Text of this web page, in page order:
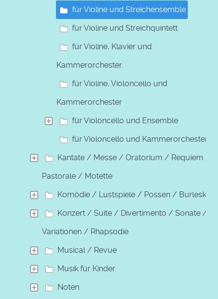
für Violine und Streichensemble
für Violine und Streichquintett
für Violine, Klavier und
Kammerorchester
für Violine, Violoncello und
Kammerorchester
für Violoncello und Ensemble
für Violoncello und Kammerorchester
Kantate / Messe / Oratorium / Requiem /
Pastorale / Motette
Komödie / Lustspiele / Possen / Burleske
Konzert / Suite / Divertimento / Sonate /
Variationen / Rhapsodie
Musical / Revue
Musik für Kinder
Noten